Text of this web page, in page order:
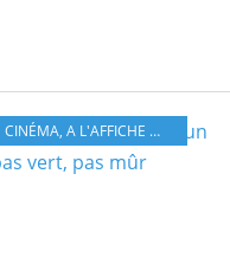
CINÉMA, A L'AFFICHE AU MÉLIÈS